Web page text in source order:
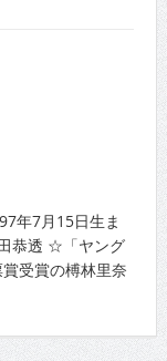
年7月15日生ま
恭透 ☆「ヤング
受賞の榑林里奈